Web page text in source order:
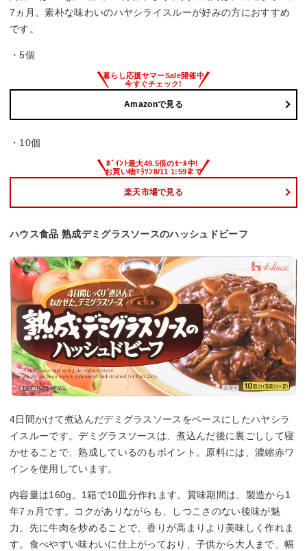
7ヵ月。素朴な味わいのハヤシライスルーが好みの方におすすめ
です。
・5個
Amazonで見る
・10個
楽天市場で見る
ハウス食品 熟成デミグラスソースのハッシュドビーフ
4日間かけて煮込んだデミグラスソースをベースにしたハヤシラ
イスルーです。デミグラスソースは、煮込んだ後に裏ごしして寝
かせることで、熟成しているのもポイント。原料には、濃縮赤ワ
インを使用しています。
内容量は160g。1箱で10皿分作れます。賞味期間は、製造から1
年7ヵ月です。コクがありながらも、しつこさのない後味が魅
力。先に牛肉を炒めることで、香りが高まりより美味しく作れま
す。食べやすい味わいに仕上がっており、子供から大人まで、幅